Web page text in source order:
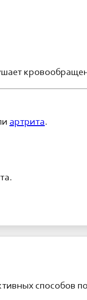
артрита.
способов